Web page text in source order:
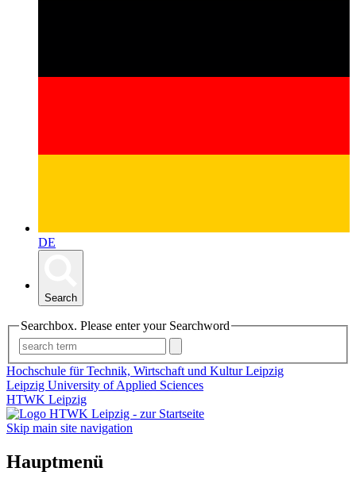
DE
Search
Searchbox. Please enter your Searchword
Hochschule für Technik, Wirtschaft und Kultur Leipzig
Leipzig University of Applied Sciences
HTWK Leipzig
Skip main site navigation
Hauptmenü